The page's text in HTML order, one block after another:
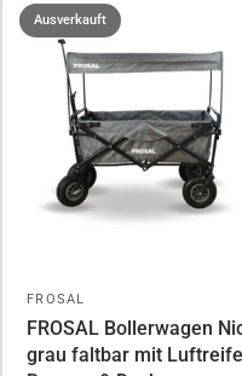
Ausverkauft
FROSAL
FROSAL Bollerwagen
grau faltbar mit